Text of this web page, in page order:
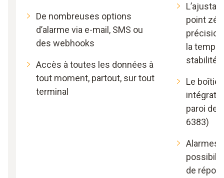
De nombreuses options
d’alarme via e-mail, SMS ou
des webhooks
Accès à toutes les données à
tout moment, partout, sur tout
terminal
point
la
stabilité
Le
paroi de
6383)
Alarmes
de